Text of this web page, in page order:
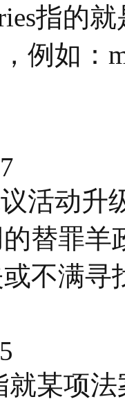
指的
例如：
活动
替罪羊
不满寻
就某项